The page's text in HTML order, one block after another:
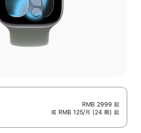
RMB 2999 起
或 RMB 125/月 (24 期) 起